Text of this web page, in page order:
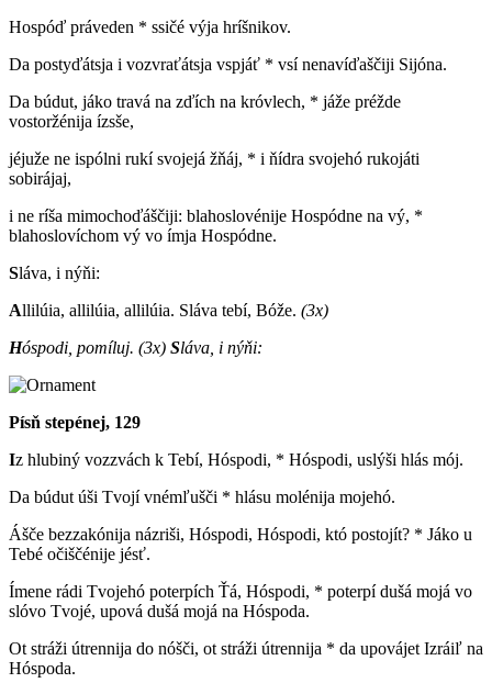
Hospóď práveden * ssičé výja hríšnikov.
Da postyďátsja i vozvraťátsja vspjáť * vsí nenavíďaščiji Sijóna.
Da búdut, jáko travá na zďích na króvlech, * jáže préžde
vostoržénija ízsše,
jéjuže ne ispólni rukí svojejá žňáj, * i ňídra svojehó rukojáti
sobirájaj,
i ne ríša mimochoďáščiji: blahoslovénije Hospódne na vý, *
blahoslovíchom vý vo ímja Hospódne.
Sláva, i nýňi:
Allilúia, allilúia, allilúia. Sláva tebí, Bóže. (3x)
Hóspodi, pomíluj. (3x) Sláva, i nýňi:
Písň stepénej, 129
Iz hlubiný vozzvách k Tebí, Hóspodi, * Hóspodi, uslýši hlás mój.
Da búdut úši Tvojí vnémľušči * hlásu molénija mojehó.
Ášče bezzakónija názriši, Hóspodi, Hóspodi, któ postojít? * Jáko u
Tebé očiščénije jésť.
Ímene rádi Tvojehó poterpích Ťá, Hóspodi, * poterpí dušá mojá vo
slóvo Tvojé, upová dušá mojá na Hóspoda.
Ot stráži útrennija do nóšči, ot stráži útrennija * da upovájet Izráiľ na
Hóspoda.